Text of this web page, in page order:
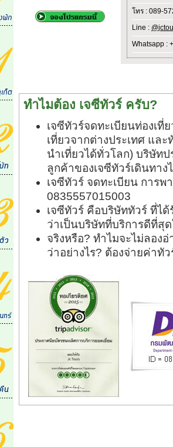
โทร : 089-
Line :
Whatsapp :
ทำไมต้อง เจซีทัวร์ ครับ?
เจซีทัวร์จดทะเบียนท่องเที่
เที่ยวจากต่างประเทศ แล
นำเที่ยวได้ทั่วโลก) บริษัท
ลูกค้าของเจซีทัวร์เดินทาง
เจซีทัวร์ จดทะเบียน การ
0835557015003
เจซีทัวร์ คือบริษัททัวร์ ที่ไ
ว่าเป็นบริษัทที่บริการดีที่สุ
จริงหรือ? ทำไมจะไม่ลอง
ว่าอย่างไร? ต้องจ่ายค่าทั